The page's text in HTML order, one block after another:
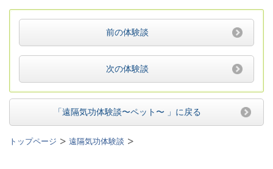
前の体験談
次の体験談
「遠隔気功体験談〜ペット〜 」 に戻る
トップページ 遠隔気功体験談